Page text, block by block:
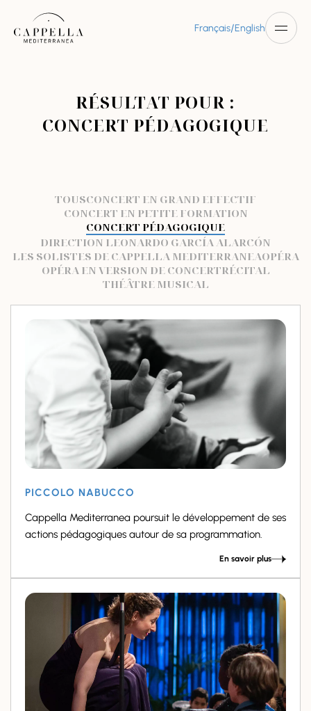
Français/English
RÉSULTAT POUR :
CONCERT PÉDAGOGIQUE
TOUSCONCERT EN GRAND EFFECTIF
CONCERT EN PETITE FORMATION
CONCERT PÉDAGOGIQUE
DIRECTION LEONARDO GARCÍA ALARCÓN
LES SOLISTES DE CAPPELLA MEDITERRANEAOPÉRA
OPÉRA EN VERSION DE CONCERTRÉCITAL
THÉÂTRE MUSICAL
PICCOLO NABUCCO
Cappella Mediterranea poursuit le développement de ses
actions pédagogiques autour de sa programmation.
En savoir plus